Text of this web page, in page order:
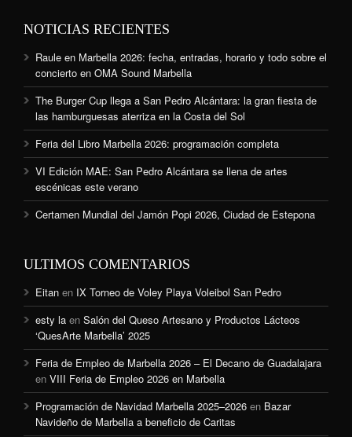
NOTICIAS RECIENTES
Raule en Marbella 2026: fecha, entradas, horario y todo sobre el
concierto en OMA Sound Marbella
The Burger Cup llega a San Pedro Alcántara: la gran fiesta de
las hamburguesas aterriza en la Costa del Sol
Feria del Libro Marbella 2026: programación completa
VI Edición MAE: San Pedro Alcántara se llena de artes
escénicas este verano
Certamen Mundial del Jamón Popi 2026, Ciudad de Estepona
ULTIMOS COMENTARIOS
Eitan en IX Torneo de Voley Playa Voleibol San Pedro
esty la en Salón del Queso Artesano y Productos Lácteos
‘QuesArte Marbella’ 2025
Feria de Empleo de Marbella 2026 – El Decano de Guadalajara
en VIII Feria de Empleo 2026 en Marbella
Programación de Navidad Marbella 2025–2026 en Bazar
Navideño de Marbella a beneficio de Caritas